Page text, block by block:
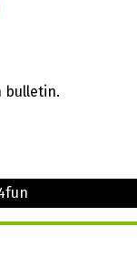
bulletin.